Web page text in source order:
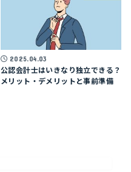
2025.04.03
公認会計士はいきなり独立できる？
メリット・デメリットと事前準備